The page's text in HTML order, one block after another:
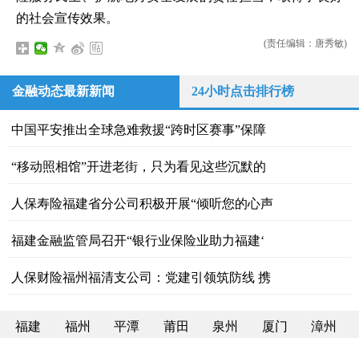
的社会宣传效果。
(责任编辑：唐秀敏)
金融动态最新新闻 24小时点击排行榜
中国平安推出全球急难救援“跨时区赛事”保障
“移动照相馆”开进老街，只为看见这些沉默的
人保寿险福建省分公司积极开展“倾听您的心声
福建金融监管局召开“银行业保险业助力福建‘
人保财险福州福清支公司：党建引领筑防线 携
福建 福州 平潭 莆田 泉州 厦门 漳州